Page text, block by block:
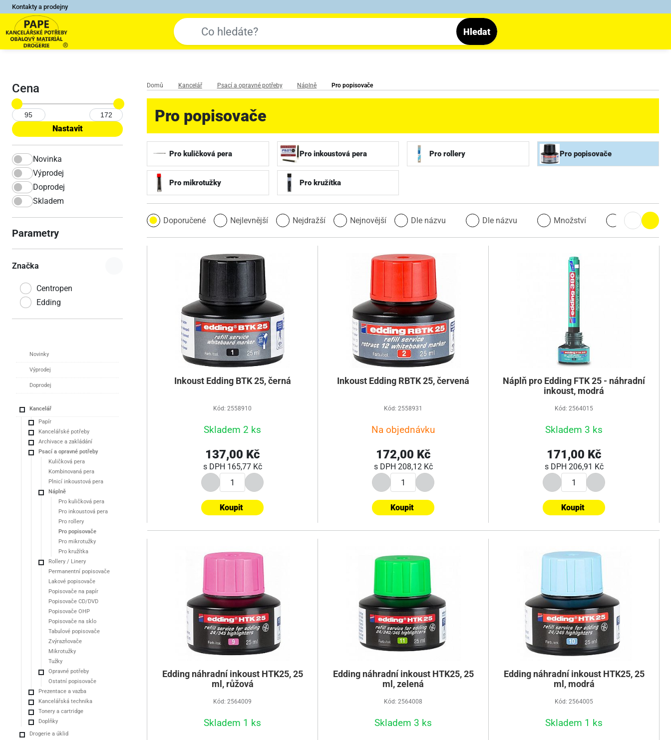
Kontakty a prodejny
Hledat
Cena
Novinka
Výprodej
Doprodej
Skladem
Parametry
Značka
Centropen
Edding
Novinky
Výprodej
Doprodej
Kancelář
Papír
Kancelářské potřeby
Archivace a zakládání
Psací a opravné potřeby
Kuličková pera
Kombinovaná pera
Plnicí inkoustová pera
Náplně
Pro kuličková pera
Pro inkoustová pera
Pro rollery
Pro popisovače
Pro mikrotužky
Pro kružítka
Rollery / Linery
Permanentní popisovače
Lakové popisovače
Popisovače na papír
Popisovače CD/DVD
Popisovače OHP
Popisovače na sklo
Tabulové popisovače
Zvýrazňovače
Mikrotužky
Tužky
Opravné potřeby
Ostatní popisovače
Prezentace a vazba
Kancelářská technika
Tonery a cartridge
Doplňky
Drogerie a úklid
Domů Kancelář Psací a opravné potřeby Náplně Pro popisovače
Pro popisovače
Pro kuličková pera Pro inkoustová pera Pro rollery Pro popisovače
Pro mikrotužky Pro kružítka
Doporučené Nejlevnější Nejdražší Nejnovější Dle názvu Dle názvu Množství Množství
Inkoust Edding BTK 25, černá
Kód: 2558910
Skladem 2 ks
137,00 Kč
s DPH 165,77 Kč
Koupit
Inkoust Edding RBTK 25, červená
Kód: 2558931
Na objednávku
172,00 Kč
s DPH 208,12 Kč
Koupit
Náplň pro Edding FTK 25 - náhradní
inkoust, modrá
Kód: 2564015
Skladem 3 ks
171,00 Kč
s DPH 206,91 Kč
Koupit
Edding náhradní inkoust HTK25, 25
ml, růžová
Kód: 2564009
Skladem 1 ks
Edding náhradní inkoust HTK25, 25
ml, zelená
Kód: 2564008
Skladem 3 ks
Edding náhradní inkoust HTK25, 25
ml, modrá
Kód: 2564005
Skladem 1 ks